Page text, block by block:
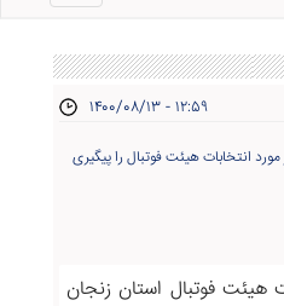
۱۴۰۰/۰۸/۱۳ - ۱۲:۵۹
انتخابات هیئت فوتبال را پیگیری
هیئت فوتبال استان زنجان